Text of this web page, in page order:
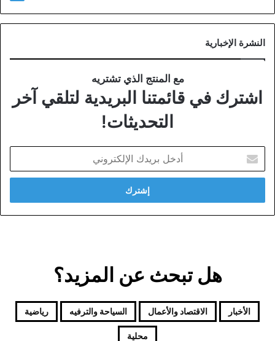
النشرة الإخبارية
مع المنتج الذي تشتريه
اشترك في قائمتنا البريدية لتلقي آخر
التحديثات!
بريدك
الإلكتروني
هل تبحث عن المزيد؟
الأخبار الاقتصاد والأعمال السياحة والترفيه رياضية
محلية